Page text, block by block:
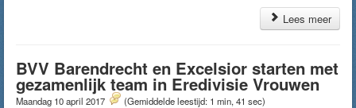
Lees meer
BVV Barendrecht en Excelsior starten met
gezamenlijk team in Eredivisie Vrouwen
Maandag 10 april 2017 (Gemiddelde leestijd: 1 min, 41 sec)